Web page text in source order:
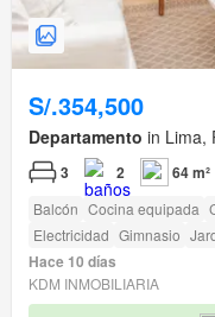
S/.354,500
Departamento in Lima,
3 2 64 m²
Balcón Cocina equipada
Electricidad Gimnasio
Hace 10 días
KDM INMOBILIARIA